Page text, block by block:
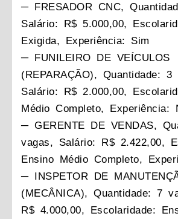
─ FRESADOR CNC,
Salário: R$ 5.000,00,
Exigida, Experiência: Sim
─ FUNILEIRO DE VEÍCULOS
(REPARAÇÃO), Quantidade: 3
Salário: R$ 2.000,00,
Médio Completo, Experiência:
─ GERENTE DE VENDAS,
vagas, Salário: R$ 2.422,00,
Ensino Médio Completo,
─ INSPETOR DE
(MECÂNICA), Quantidade: 7
R$ 4.000,00, Escolaridade: